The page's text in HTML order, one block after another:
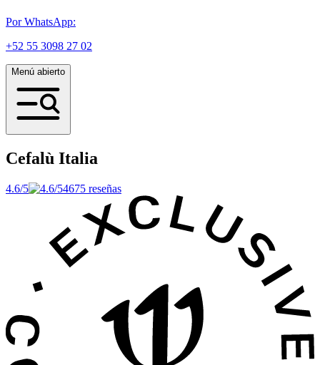
Por WhatsApp:
+52 55 3098 27 02
Menú abierto
Cefalù Italia
4.6/5 4675 reseñas